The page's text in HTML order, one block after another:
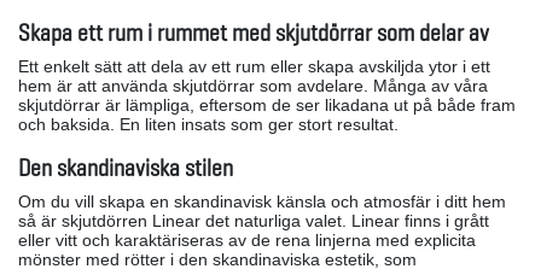
Skapa ett rum i rummet med skjutdörrar som delar av
Ett enkelt sätt att dela av ett rum eller skapa avskiljda ytor i ett
hem är att använda skjutdörrar som avdelare. Många av våra
skjutdörrar är lämpliga, eftersom de ser likadana ut på både fram
och baksida. En liten insats som ger stort resultat.
Den skandinaviska stilen
Om du vill skapa en skandinavisk känsla och atmosfär i ditt hem
så är skjutdörren Linear det naturliga valet. Linear finns i grått
eller vitt och karaktäriseras av de rena linjerna med explicita
mönster med rötter i den skandinaviska estetik, som